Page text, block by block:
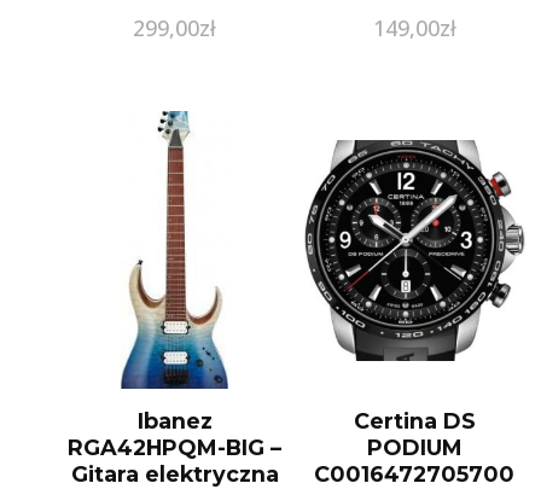
299,00zł 149,00zł
Ibanez
RGA42HPQM-BIG –
Gitara elektryczna
Certina DS
PODIUM
C0016472705700